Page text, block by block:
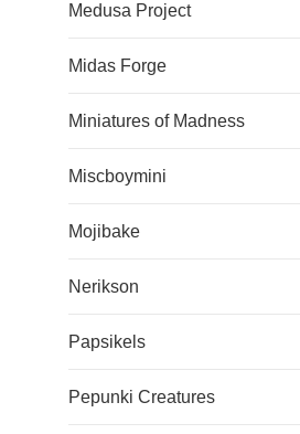
Medusa Project
Midas Forge
Miniatures of Madness
Miscboymini
Mojibake
Nerikson
Papsikels
Pepunki Creatures